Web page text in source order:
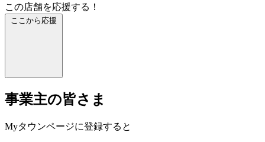
この店舗を応援する！
ここから応援
事業主の皆さま
Myタウンページに登録すると